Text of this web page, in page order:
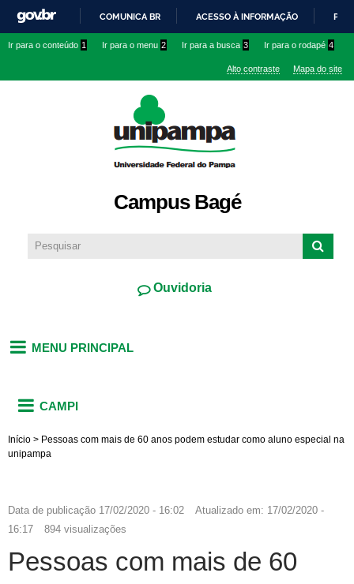
conteúdo
IR
O
COMUNICA BR ACESSO À INFORMAÇÃO
Ir para o conteúdo 1 Ir para o menu 2 Ir para a busca 3 Ir para o rodapé 4
Alto contraste Mapa do site
Campus Bagé
Ouvidoria
MENU PRINCIPAL
CAMPI
Início > Pessoas com mais de 60 anos podem estudar como aluno especial na
unipampa
Data de publicação 17/02/2020 - 16:02 Atualizado em: 17/02/2020 -
16:17
894 visualizações
Pessoas com mais de 60